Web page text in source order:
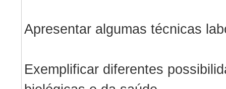
Apresentar algumas técnicas
Exemplificar diferentes